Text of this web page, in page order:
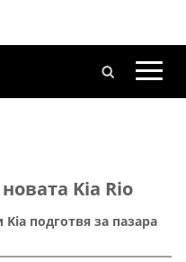
Kia Rio
подготвя за пазара